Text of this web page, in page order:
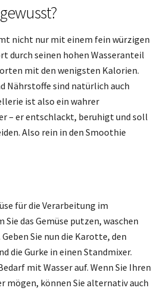
nicht nur mit einem fein würzigen
durch seinen hohen Wasseranteil
mit den wenigsten Kalorien.
Nährstoffe sind natürlich auch
ist also ein wahrer
– er entschlackt, beruhigt und soll
Also rein in den Smoothie
für die Verarbeitung im
Sie das Gemüse putzen, waschen
Sie nun die Karotte, den
die Gurke in einen Standmixer.
mit Wasser auf. Wenn Sie Ihren
mögen, können Sie alternativ auch